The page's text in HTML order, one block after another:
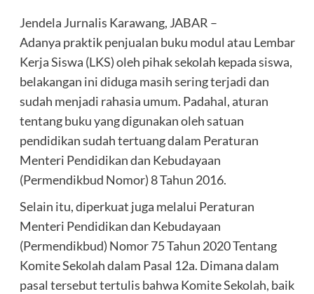
Jendela Jurnalis Karawang, JABAR –
Adanya praktik penjualan buku modul atau Lembar
Kerja Siswa (LKS) oleh pihak sekolah kepada siswa,
belakangan ini diduga masih sering terjadi dan
sudah menjadi rahasia umum. Padahal, aturan
tentang buku yang digunakan oleh satuan
pendidikan sudah tertuang dalam Peraturan
Menteri Pendidikan dan Kebudayaan
(Permendikbud Nomor) 8 Tahun 2016.
Selain itu, diperkuat juga melalui Peraturan
Menteri Pendidikan dan Kebudayaan
(Permendikbud) Nomor 75 Tahun 2020 Tentang
Komite Sekolah dalam Pasal 12a. Dimana dalam
pasal tersebut tertulis bahwa Komite Sekolah, baik